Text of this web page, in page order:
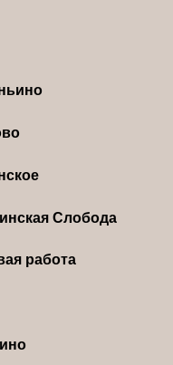
Слобода
работа